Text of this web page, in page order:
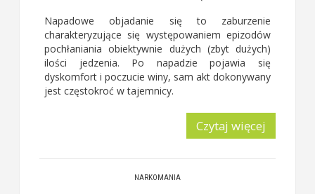
Napadowe objadanie się to zaburzenie
charakteryzujące się występowaniem epizodów
pochłaniania obiektywnie dużych (zbyt dużych)
ilości jedzenia. Po napadzie pojawia się
dyskomfort i poczucie winy, sam akt dokonywany
jest częstokroć w tajemnicy.
Czytaj więcej
NARKOMANIA